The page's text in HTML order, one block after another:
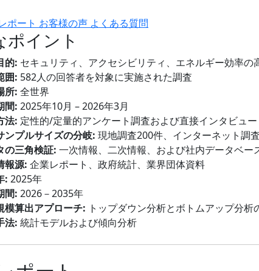
ポート お客様の声 よくある質問
ポイント
的: セキュリティ、アクセシビリティ、エネルギー効率の
囲: 582人の回答者を対象に実施された調査
所: 全世界
間: 2025年10月 – 2026年3月
法: 定性的/定量的アンケート調査および直接インタビュー
ンプルサイズの分岐: 現地調査200件、インターネット調
の三角検証: 一次情報、二次情報、および社内データベー
報源: 企業レポート、政府統計、業界団体資料
: 2025年
間: 2026－2035年
模算出アプローチ: トップダウン分析とボトムアップ分析
法: 統計モデルおよび傾向分析